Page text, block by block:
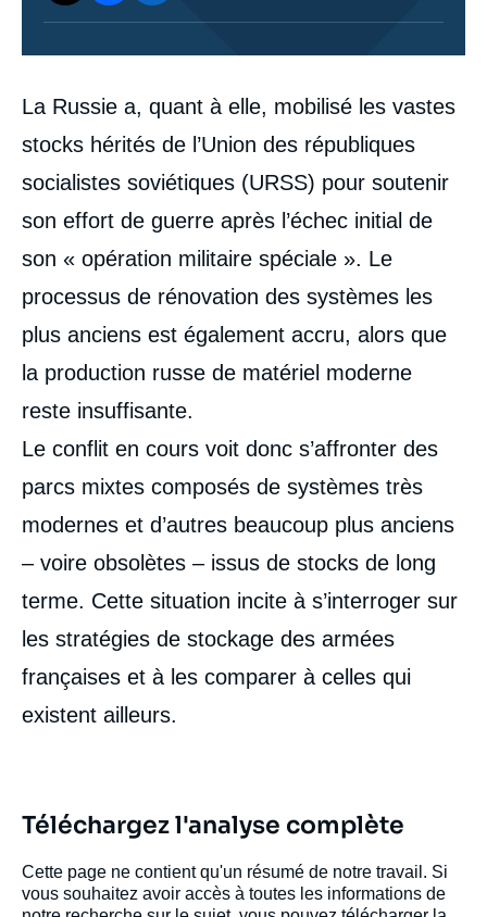
Corps
analyses
La Russie a, quant à elle, mobilisé les vastes
stocks hérités de l’Union des républiques
socialistes soviétiques (URSS) pour soutenir
son effort de guerre après l’échec initial de
son « opération militaire spéciale ». Le
processus de rénovation des systèmes les
plus anciens est également accru, alors que
la production russe de matériel moderne
reste insuffisante.
Le conflit en cours voit donc s’affronter des
parcs mixtes composés de systèmes très
modernes et d’autres beaucoup plus anciens
– voire obsolètes – issus de stocks de long
terme. Cette situation incite à s’interroger sur
les stratégies de stockage des armées
françaises et à les comparer à celles qui
existent ailleurs.
Téléchargez l'analyse complète
Cette page ne contient qu'un résumé de notre travail. Si
vous souhaitez avoir accès à toutes les informations de